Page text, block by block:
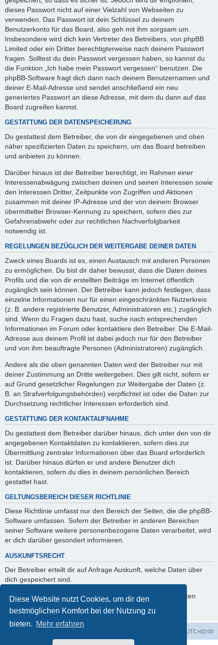
Diese Website nutzt Cookies, um dir den
bestmöglichen Komfort bei der Nutzung zu
bieten. Mehr erfahren
dieses Passwort nicht auf einer Vielzahl von Webseiten zu
verwenden. Das Passwort ist dein Schlüssel zu deinem
Benutzerkonto für das Board, also geh mit ihm sorgsam um.
Insbesondere wird dich kein Vertreter des Betreibers, von phpBB
Limited oder ein Dritter berechtigterweise nach deinem Passwort
fragen. Solltest du dein Passwort vergessen haben, so kannst du
die Funktion „Ich habe mein Passwort vergessen“ benutzen. Die
phpBB-Software fragt dich dann nach deinem Benutzernamen und
deiner E-Mail-Adresse und sendet anschließend ein neu
generiertes Passwort an diese Adresse, mit dem du dann auf das
Board zugreifen kannst.
GESTATTUNG DER DATENSPEICHERUNG
Du gestattest dem Betreiber, die von dir eingegebenen und oben
näher spezifizierten Daten zu speichern, um das Board betreiben
und anbieten zu können.
Darüber hinaus ist der Betreiber berechtigt, im Rahmen einer
Interessenabwägung zwischen deinen und seinen Interessen sowie
den Interessen Dritter, Zeitpunkte von Zugriffen und Aktionen
zusammen mit deiner IP-Adresse und der von deinem Browser
übermittelter Browser-Kennung zu speichern, sofern dies zur
Gefahrenabwehr oder zur rechtlichen Nachverfolgbarkeit
notwendig ist.
REGELUNGEN BEZÜGLICH DER WEITERGABE DEINER DATEN
Zweck eines Boards ist es, einen Austausch mit anderen Personen
zu ermöglichen. Du bist dir daher bewusst, dass die Daten deines
Profils und die von dir erstellten Beiträge im Internet öffentlich
zugänglich sein können. Der Betreiber kann jedoch festlegen, dass
einzelne Informationen nur für einen eingeschränkten Nutzerkreis
(z. B. andere registrierte Benutzer, Administratoren etc.) zugänglich
sind. Wenn du Fragen dazu hast, suche nach entsprechenden
Informationen im Forum oder kontaktiere den Betreiber. Die E-Mail-
Adresse aus deinem Profil ist dabei jedoch nur für den Betreiber
und von ihm beauftragte Personen (Administratoren) zugänglich.
Andere als die oben genannten Daten wird der Betreiber nur mit
deiner Zustimmung an Dritte weitergeben. Dies gilt nicht, sofern er
auf Grund gesetzlicher Regelungen zur Weitergabe der Daten (z.
B. an Strafverfolgungsbehörden) verpflichtet ist oder die Daten zur
Durchsetzung rechtlicher Interessen erforderlich sind.
GESTATTUNG DER KONTAKTAUFNAHME
Du gestattest dem Betreiber darüber hinaus, dich unter den von dir
angegebenen Kontaktdaten zu kontaktieren, sofern dies zur
Übermittlung zentraler Informationen über das Board erforderlich
ist. Darüber hinaus dürfen er und andere Benutzer dich
kontaktieren, sofern du dies in deinem persönlichen Bereich
gestattet hast.
GELTUNGSBEREICH DIESER RICHTLINIE
Diese Richtlinie umfasst nur den Bereich der Seiten, die die phpBB-
Software umfassen. Sofern der Betreiber in anderen Bereichen
seiner Software weitere personenbezogene Daten verarbeitet, wird
er dich darüber gesondert informieren.
AUSKUNFTSRECHT
Der Betreiber erteilt dir auf Anfrage Auskunft, welche Daten über
dich gespeichert sind.
Du kannst jederzeit die Löschung bzw. Sperrung deiner Daten
verlangen. Kontaktiere hierzu bitte den Betreiber.
UTC+02:00